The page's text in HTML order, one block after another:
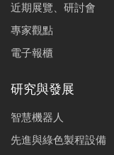
近期展覽、研討會
專家觀點
電子報櫃
研究與發展
智慧機器人
先進與綠色製程設備